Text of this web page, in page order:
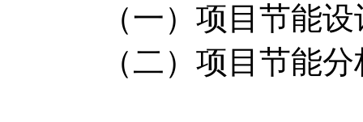
（一）项目节能设
（二）项目节能分